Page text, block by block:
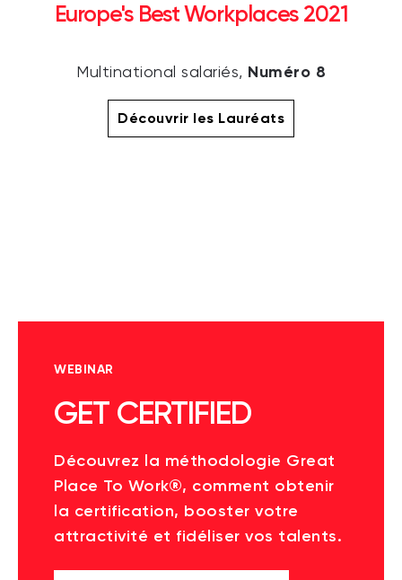
Europe's Best Workplaces 2021
Multinational salariés, Numéro 8
Découvrir les Lauréats
WEBINAR
GET CERTIFIED
Découvrez la méthodologie Great
Place To Work®, comment obtenir
la certification, booster votre
attractivité et fidéliser vos talents.